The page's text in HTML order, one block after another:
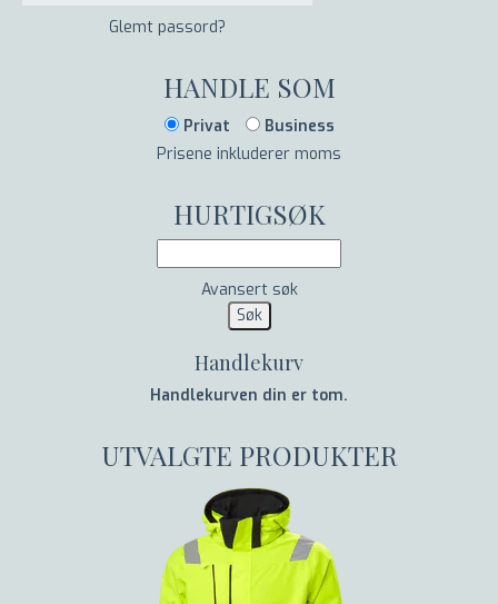
Glemt passord?
HANDLE SOM
Privat
Business
Prisene inkluderer moms
HURTIGSØK
Avansert søk
Handlekurv
Handlekurven din er tom.
UTVALGTE PRODUKTER